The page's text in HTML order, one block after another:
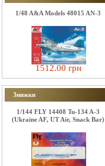
1/48 A&A Models 48015 AN-3
1512.00 грн
Знижки
1/144 FLY 14408 Tu-134 A-3
(Ukraine AF, UT Air, Snack Bar)